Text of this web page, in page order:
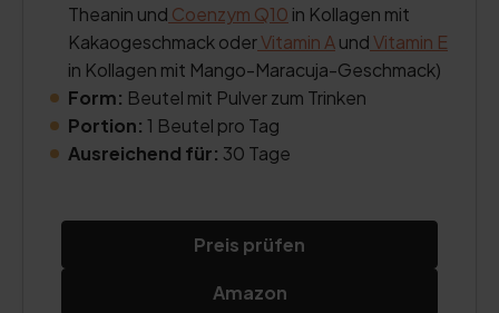
Theanin und Coenzym Q10 in Kollagen mit
Kakaogeschmack oderVitamin AundVitamin E
in Kollagen mit Mango-Maracuja-Geschmack)
Form: Beutel mit Pulver zum Trinken
Portion: 1 Beutel pro Tag
Ausreichend für: 30 Tage
Preis prüfen
Amazon